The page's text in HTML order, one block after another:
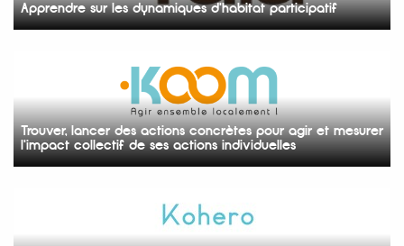
Apprendre sur les dynamiques d'habitat participatif
Trouver, lancer des actions concrètes pour agir et mesurer
l'impact collectif de ses actions individuelles